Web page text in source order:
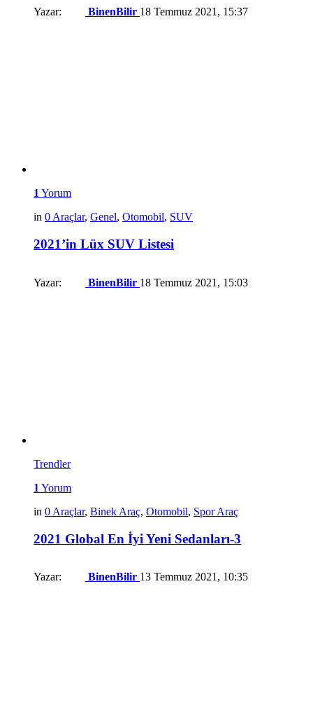
Yazar: BinenBilir 18 Temmuz 2021, 15:37
1Yorum
in 0 Araçlar, Genel, Otomobil, SUV
2021’in Lüx SUV Listesi
Yazar: BinenBilir 18 Temmuz 2021, 15:03
Trendler
1 Yorum
in 0 Araçlar, Binek Araç, Otomobil, Spor Araç
2021 Global En İyi Yeni Sedanları-3
Yazar: BinenBilir 13 Temmuz 2021, 10:35